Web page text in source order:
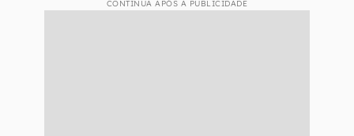
CONTINUA APÓS A PUBLICIDADE